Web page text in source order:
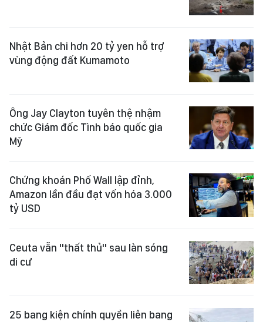
Nhật Bản chi hơn 20 tỷ yen hỗ trợ
vùng động đất Kumamoto
Ông Jay Clayton tuyên thệ nhậm
chức Giám đốc Tình báo quốc gia
Mỹ
Chứng khoán Phố Wall lập đỉnh,
Amazon lần đầu đạt vốn hóa 3.000
tỷ USD
Ceuta vẫn "thất thủ" sau làn sóng
di cư
25 bang kiện chính quyền liên bang